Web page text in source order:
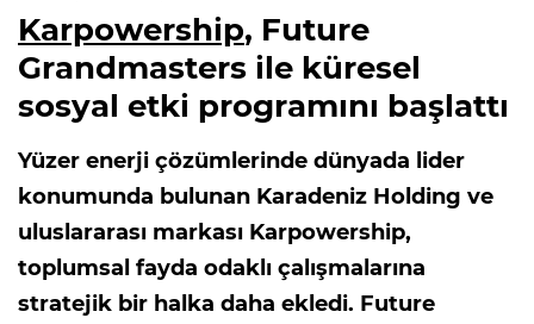
Karpowership, Future
Grandmasters ile küresel
sosyal etki programını başlattı
Yüzer enerji çözümlerinde dünyada lider
konumunda bulunan Karadeniz Holding ve
uluslararası markası Karpowership,
toplumsal fayda odaklı çalışmalarına
stratejik bir halka daha ekledi. Future